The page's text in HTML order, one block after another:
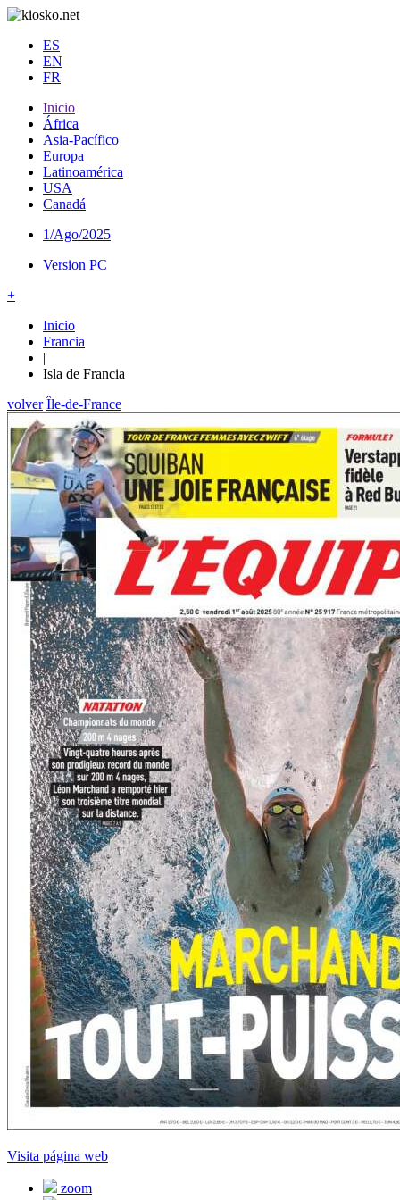
ES
EN
FR
Inicio
África
Asia-Pacífico
Europa
Latinoamérica
USA
Canadá
1/Ago/2025
Version PC
+
Inicio
Francia
|
Isla de Francia
volver Île-de-France
Visita página web
zoom